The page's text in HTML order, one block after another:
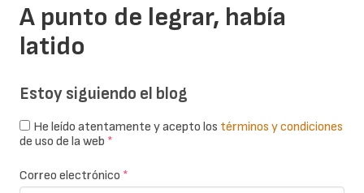
A punto de legrar, había
latido
Estoy siguiendo el blog
He leído atentamente y acepto los términos y condiciones
de uso de la web *
Correo electrónico *